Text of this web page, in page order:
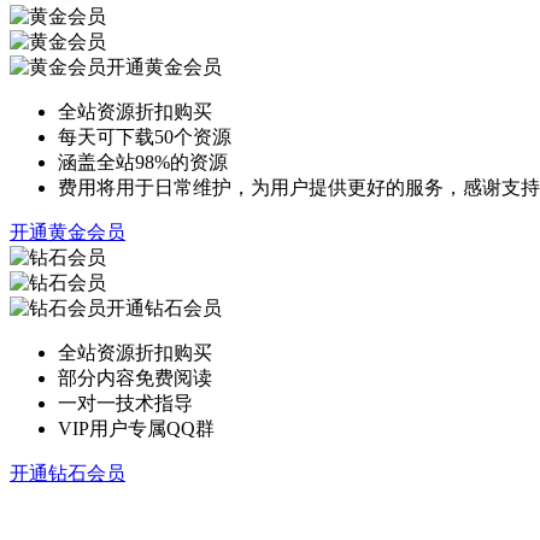
开通黄金会员
全站资源折扣购买
每天可下载50个资源
涵盖全站98%的资源
费用将用于日常维护，为用户提供更好的服务，感谢支持
开通黄金会员
开通钻石会员
全站资源折扣购买
部分内容免费阅读
一对一技术指导
VIP用户专属QQ群
开通钻石会员